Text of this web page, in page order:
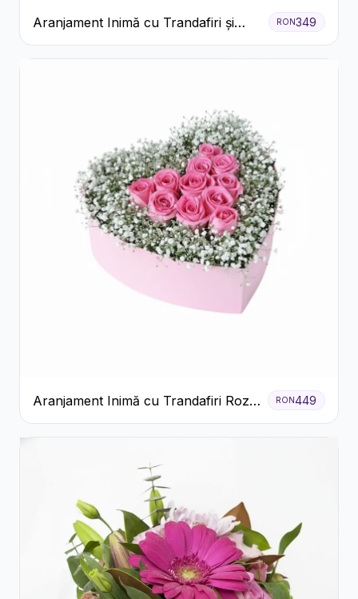
Aranjament Inimă cu Trandafiri și
Praline Ferrero
RON349
Aranjament Inimă cu Trandafiri Roz
și Gypsophila Albă
RON 449